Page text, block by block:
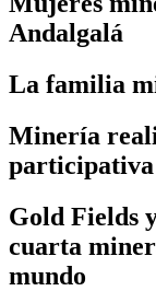
Andalgalá
La familia
Minería
participativa
Gold Fields
cuarta
mundo